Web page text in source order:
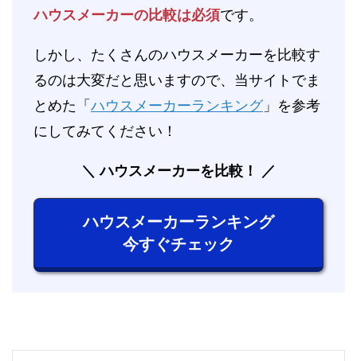
ハウスメーカーの比較は必須です。
しかし、たくさんのハウスメーカーを比較す
るのは大変だと思いますので、当サイトでま
とめた「 ハウスメーカーランキング」を参考
にしてみてください！
ハウスメーカーを比較！
ハウスメーカーランキング
今すぐチェック